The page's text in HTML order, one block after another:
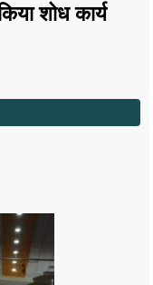
शोध कार्य